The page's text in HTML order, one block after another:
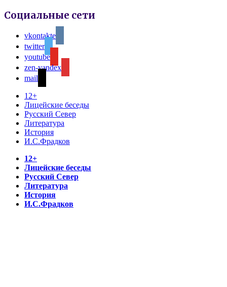
Социальные сети
vkontakte
twitter
youtube
zen-yandex
mail
12+
Лицейские беседы
Русский Север
Литература
История
И.С.Фрадков
12+
Лицейские беседы
Русский Север
Литература
История
И.С.Фрадков